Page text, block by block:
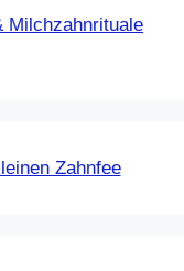
Milchzahnrituale